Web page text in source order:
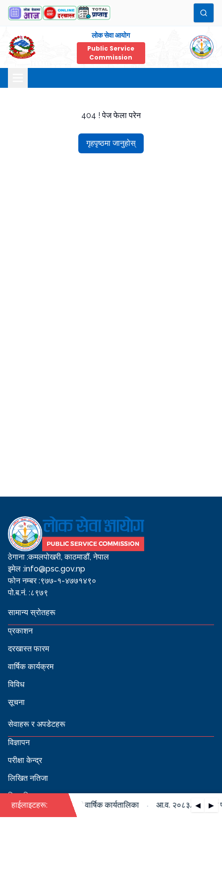
लोक सेवा आयोग
Public Service
Commission
404 ! पेज फेला परेन
गृहपृष्ठमा जानुहोस्
ठेगाना :कमलपोखरी, काठमाडौं, नेपाल
इमेल :info@psc.gov.np
फोन नम्बर :९७७-१-४७७१४९०
पो.ब.नं. :८९७९
सामान्य स्रोतहरू
प्रकाशन
दरखास्त फारम
वार्षिक कार्यक्रम
विविध
सूचना
सेवाहरू र अपडेटहरू
विज्ञापन
परीक्षा केन्द्र
लिखित नतिजा
सिफारिस
हाईलाइटहरू: ◀ ▶
०८४ को पदपूर्ति सम्बन्धी वार्षिक कार्यतालिका आ.व. २०८३/०८४ को